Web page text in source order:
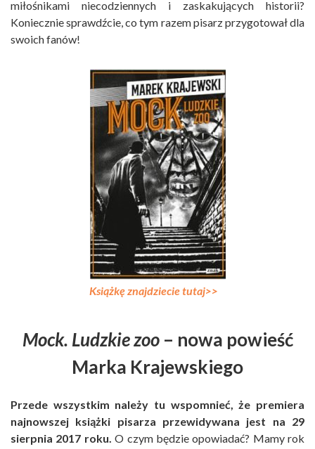
miłośnikami niecodziennych i zaskakujących historii?
Koniecznie sprawdźcie, co tym razem pisarz przygotował dla
swoich fanów!
Książkę znajdziecie tutaj>>
Mock. Ludzkie zoo– nowa powieść
Marka Krajewskiego
Przede wszystkim należy tu wspomnieć, że premiera
najnowszej książki pisarza przewidywana jest na 29
sierpnia 2017 roku. O czym będzie opowiadać? Mamy rok